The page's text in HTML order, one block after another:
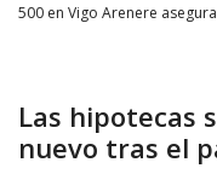
500 en Vigo Arenere
Las hipotecas
nuevo tras el